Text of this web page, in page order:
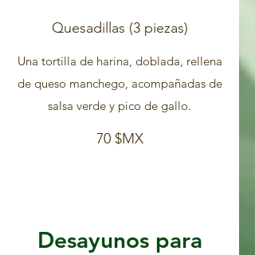
Quesadillas (3 piezas)
Una tortilla de harina, doblada, rellena
de queso manchego, acompañadas de
salsa verde y pico de gallo.
70 $MX
Desayunos para